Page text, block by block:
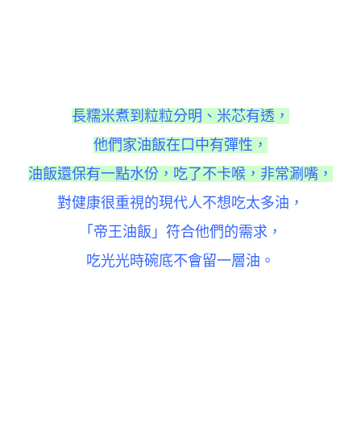
長糯米煮到粒粒分明、米芯有透，
他們家油飯在口中有彈性，
油飯還保有一點水份， 吃了不卡喉，非常涮嘴，
對健康很重視的現代人不想吃太多油，
「帝王油飯」符合他們的需求，
吃光光時碗底不會留一層油。